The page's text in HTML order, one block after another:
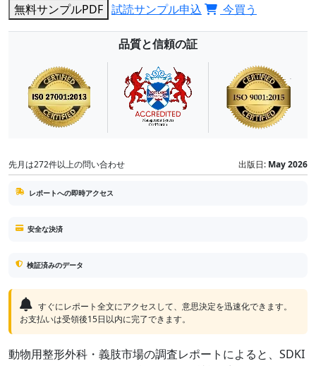
無料サンプルPDF 試読サンプル申込 今買う
品質と信頼の証
先月は272件以上の問い合わせ 出版日: May 2026
レポートへの即時アクセス
安全な決済
検証済みのデータ
すぐにレポート全文にアクセスして、意思決定を迅速化できます。
お支払いは受領後15日以内に完了できます。
動物用整形外科・義肢市場の調査レポートによると、SDKI